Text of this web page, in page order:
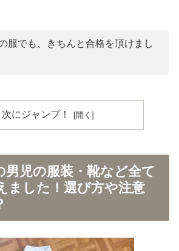
服でも、きちんと合格を頂けまし
次にジャンプ！
男児の服装・靴など全て
ました！選び方や注意